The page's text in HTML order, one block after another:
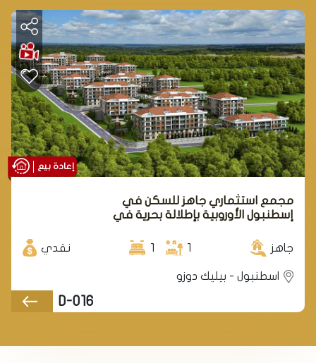
مجمع استثماري جاهز للسكن في
إسطنبول الأوروبية بإطلالة بحرية في
جاهز 1
1 نقدي
اسطنبول - بيليك دوزو
D-016